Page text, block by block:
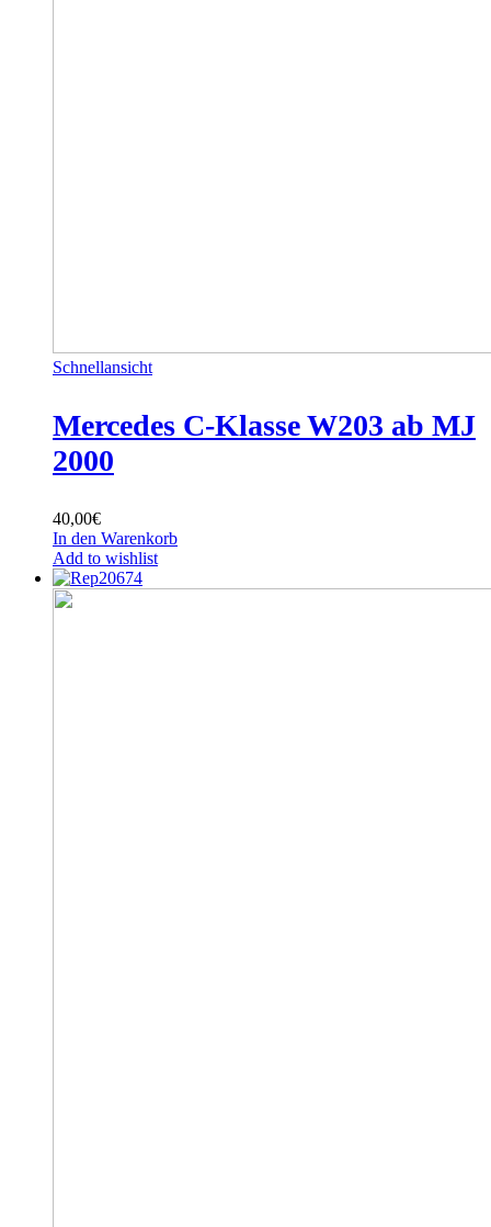
Schnellansicht
Mercedes C-Klasse W203 ab MJ
2000
40,00€
In den Warenkorb
Add to wishlist